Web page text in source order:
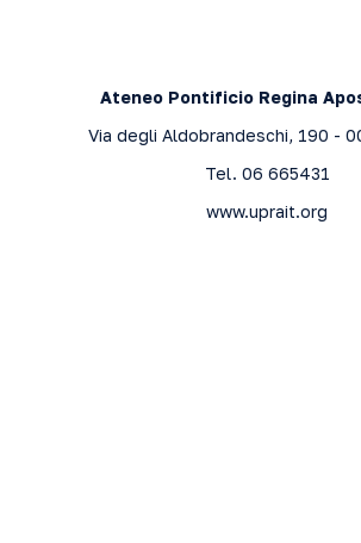
Ateneo Pontificio Regina
Via degli Aldobrandeschi, 190 -
Tel. 06 665431
www.uprait.org